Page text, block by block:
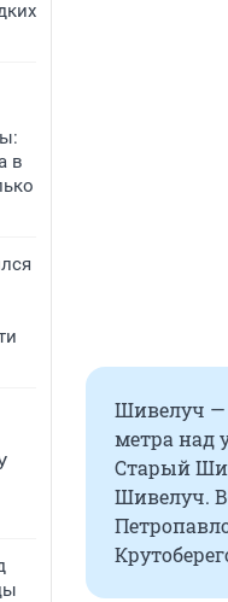
в
Шивелуч —
метра над
Старый
Шивелуч.